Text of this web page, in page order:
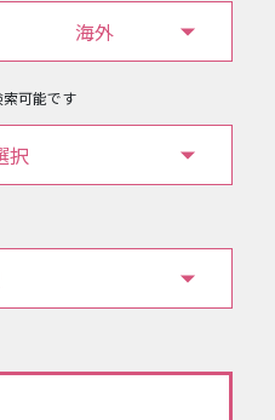
海外
可能です
択